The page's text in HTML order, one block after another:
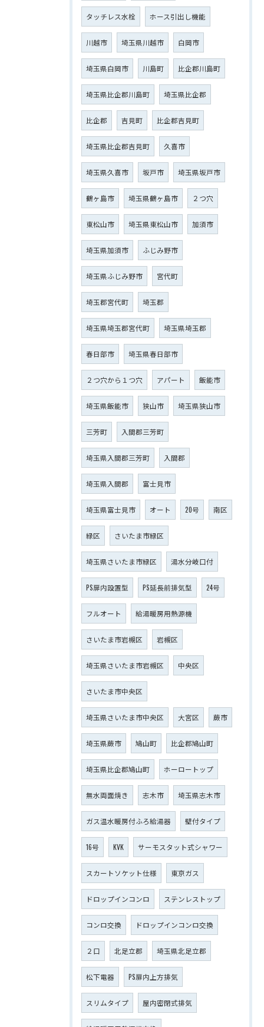
タッチレス水栓 ホース引出し機能
川越市 埼玉県川越市 白岡市
埼玉県白岡市 川島町 比企郡川島町
埼玉県比企郡川島町 埼玉県比企郡
比企郡 吉見町 比企郡吉見町
埼玉県比企郡吉見町 久喜市
埼玉県久喜市 坂戸市 埼玉県坂戸市
鶴ヶ島市 埼玉県鶴ヶ島市 ２つ穴
東松山市 埼玉県東松山市 加須市
埼玉県加須市 ふじみ野市
埼玉県ふじみ野市 宮代町
埼玉郡宮代町 埼玉郡
埼玉県埼玉郡宮代町 埼玉県埼玉郡
春日部市 埼玉県春日部市
２つ穴から１つ穴 アパート 飯能市
埼玉県飯能市 狭山市 埼玉県狭山市
三芳町 入間郡三芳町
埼玉県入間郡三芳町 入間郡
埼玉県入間郡 富士見市
埼玉県富士見市 オート 20号 南区
緑区 さいたま市緑区
埼玉県さいたま市緑区 湯水分岐口付
PS扉内設置型 PS延長前排気型 24号
フルオート 給湯暖房用熱源機
さいたま市岩槻区 岩槻区
埼玉県さいたま市岩槻区 中央区
さいたま市中央区
埼玉県さいたま市中央区 大宮区 蕨市
埼玉県蕨市 鳩山町 比企郡鳩山町
埼玉県比企郡鳩山町 ホーロートップ
無水両面焼き 志木市 埼玉県志木市
ガス温水暖房付ふろ給湯器 壁付タイプ
16号 KVK サーモスタット式シャワー
スカートソケット仕様 東京ガス
ドロップインコンロ ステンレストップ
コンロ交換 ドロップインコンロ交換
２口 北足立郡 埼玉県北足立郡
松下電器 PS扉内上方排気
スリムタイプ 屋内密閉式排気